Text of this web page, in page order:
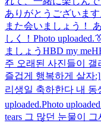
ありがとうございま
また会いましょう！
しく！ Photo uploaded.
ましょう HBD my me
주 오래된 사진들이
즐겁게 행복하게 살자:]
리 생일 축하한다 내 동
uploaded.Photo
tears 그 많던 눈물이 그